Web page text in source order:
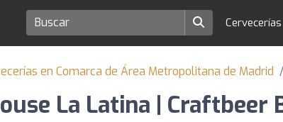
en Comarca de Área Metropolitana de Madrid
La Latina | Craftbeer